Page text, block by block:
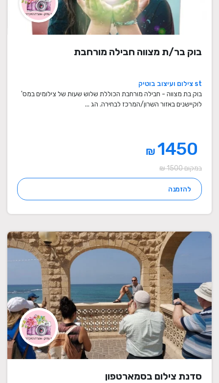
בוק בר/ת מצווה חבילה מורחבת
st צילום ועיצוב בוטיק
בוק בת מצווה - חבילה מורחבת הכוללת שלוש שעות של צילומים במס'
לוקיישנים באזור השרון/המרכז לבחירה. הג ...
₪
במקום 1500 ₪
להזמנה
סדנת צילום בסמארטפון